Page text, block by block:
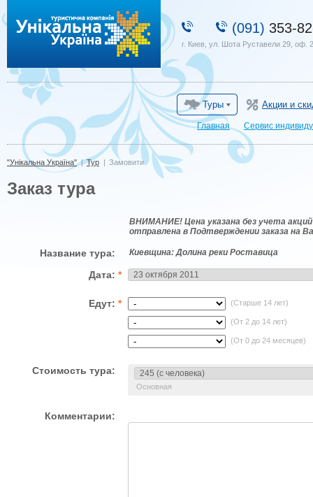
(091) 353-
г. Киев, ул. Шота Руставели 29, оф.
Туры Акции и
Главная Сервис
"Унікальна Україна" | Тур | Замовити
Заказ тура
ВНИМАНИЕ! Цена указана без учета
отправлена в Подтверждении заказа на
Название тура: Киевщина: Долина реки Роставица
Дата: *
Едут: * (Старше 14 лет)
(От 2 до 14 лет)
(От 0 до 24 месяцев)
Стоимость тура:
Основная
Комментарии: